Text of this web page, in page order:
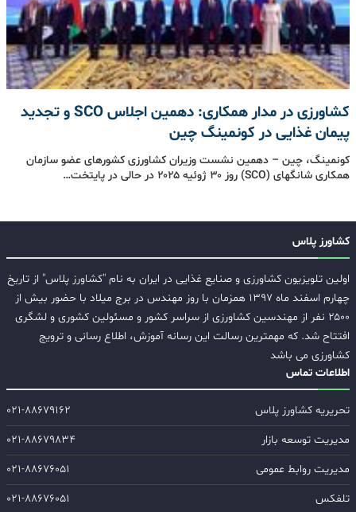
کشاورزی در مدار همکاری: دهمین اجلاس SCO و تجدید
پیمان غذایی در کونمینگ چین
کونمینگ، چین – دهمین نشست وزیران کشاورزی کشورهای عضو سازمان
همکاری شانگهای (SCO) روز ۳۰ ژوئیه ۲۰۲۵ در حالی در پایتخت…
کشاورز پلاس
اولین تلویزیون کشاورزی و صنایع غذایی در ایران به نام "کشاورز پلاس" از تاریخ
چهارم اسفند ماه ۱۳۹۷ همزمان با روز مهندس در برج میلاد با حضور بیش از
۲۵۰۰ نفر از مهندسین کشاورزی از سراسر کشور و مسئولین کشوری و لشگری
افتتاح شد. که مهمترین رسالت این رسانه آموزش، اطلاع رسانی و ترویج
کشاورزی می باشد
اطلاعات تماس
تحریریه کشاورز پلاس
۰۲۱-۸۸۶۷۹۱۶۲
مدیریت توسعه بازار
۰۲۱-۸۸۶۷۹۸۳۴
مدیریت روابط عمومی
۰۲۱-۸۸۶۷۶۰۵۱
تلفکس
۰۲۱-۸۸۶۷۶۰۵۱